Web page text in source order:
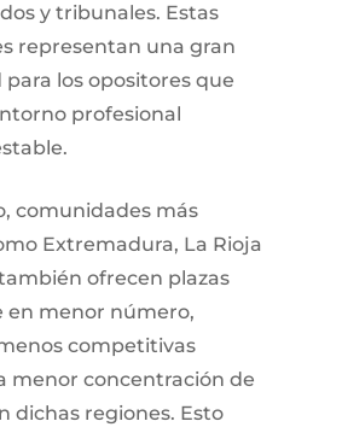
y tribunales. Estas
representan una gran
los opositores que
profesional
comunidades más
Extremadura, La Rioja
ofrecen plazas
en menor número,
competitivas
menor concentración de
dichas regiones. Esto